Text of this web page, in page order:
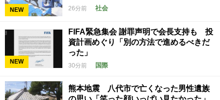
NEW 26分前 社会
NEW
FIFA緊急集会 謝罪声明で会長支持も 投
資計画めぐり「別の方法で進めるべきだ
った」
30分前 国際
熊本地震 八代市で亡くなった男性遺族